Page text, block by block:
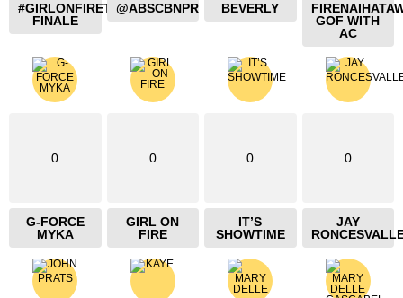
#GIRLONFIRETHEBLAZING
FINALE
@ABSCBNPR BEVERLY
GOF WITH
AC
0
G-FORCE
MYKA
0
GIRL ON
FIRE
0
IT’S
SHOWTIME
0
JAY